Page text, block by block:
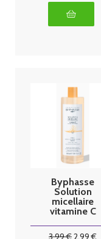
Byphasse
Solution
micellaire
vitamine C
3.99€2.99 €